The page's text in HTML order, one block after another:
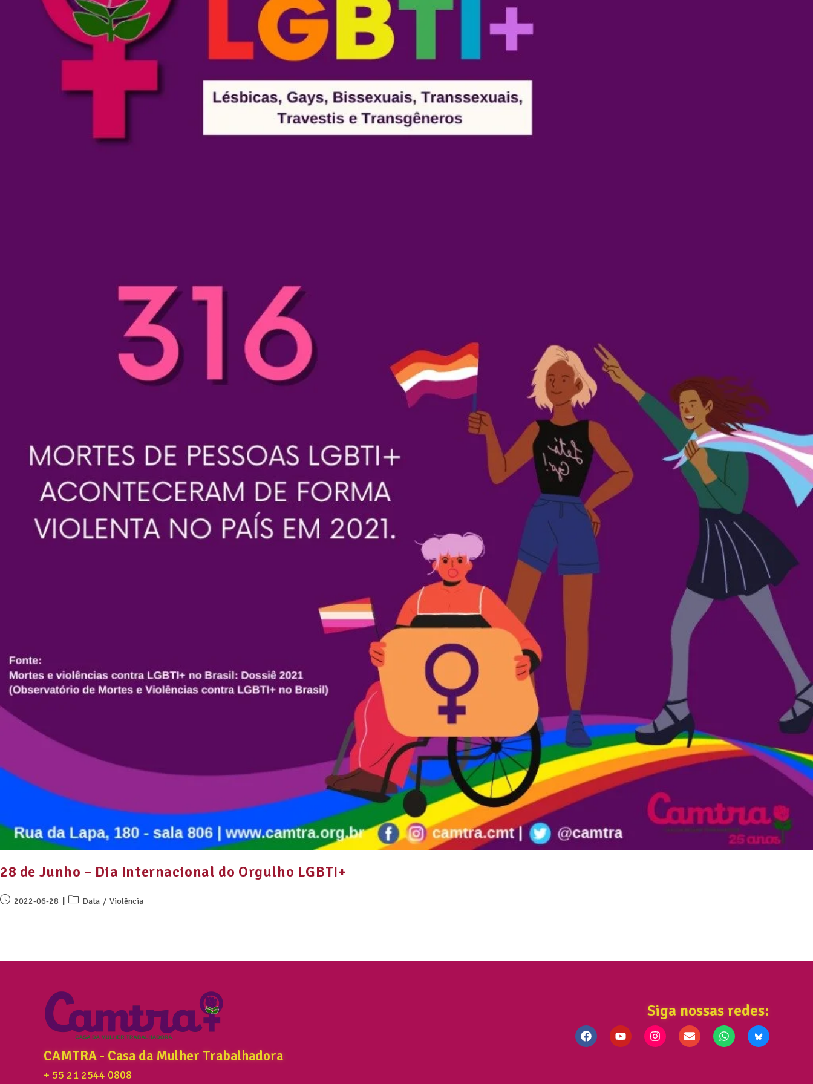
28 de Junho – Dia Internacional do Orgulho LGBTI+
2022-06-28 Data / Violência
CAMTRA - Casa da Mulher Trabalhadora
+ 55 21 2544 0808
Siga nossas redes: